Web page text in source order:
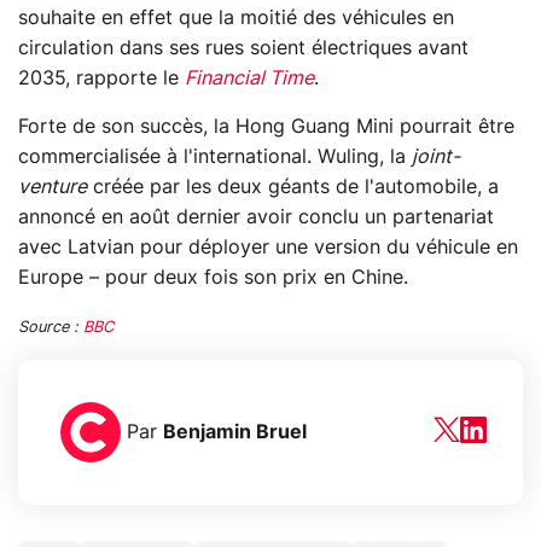
souhaite en effet que la moitié des véhicules en
circulation dans ses rues soient électriques avant
2035, rapporte le Financial Time.
Forte de son succès, la Hong Guang Mini pourrait être
commercialisée à l'international. Wuling, la joint-
venturecréée par les deux géants de l'automobile, a
annoncé en août dernier avoir conclu un partenariat
avec Latvian pour déployer une version du véhicule en
Europe – pour deux fois son prix en Chine.
Source : BBC
Par Benjamin Bruel